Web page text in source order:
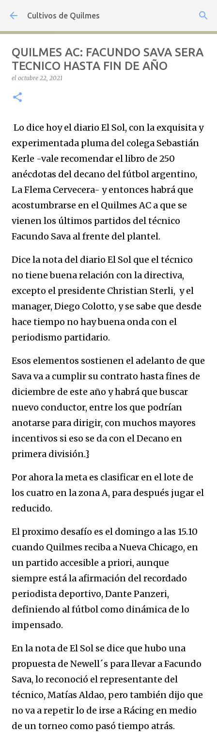
Ir al contenido principal
Cultivos de Quilmes
QUILMES AC: FACUNDO SAVA SERA
TECNICO HASTA FIN DE AÑO
el octubre 22, 2021
Lo dice hoy el diario El Sol, con la exquisita y
experimentada pluma del colega Sebastián
Kerle -vale recomendar el libro de 250
anécdotas del decano del fútbol argentino,
La Flema Cervecera- y entonces habrá que
acostumbrarse en el Quilmes AC a que se
vienen los últimos partidos del técnico
Facundo Sava al frente del plantel.
Dice la nota del diario El Sol que el técnico
no tiene buena relación con la directiva,
excepto el presidente Christian Sterli, y el
manager, Diego Colotto, y se sabe que desde
hace tiempo no hay buena onda con el
periodismo partidario.
Esos elementos sostienen el adelanto de que
Sava va a cumplir su contrato hasta fines de
diciembre de este año y habrá que buscar
nuevo conductor, entre los que podrían
anotarse para dirigir, con muchos mayores
incentivos si eso se da con el Decano en
primera división.}
Por ahora la meta es clasificar en el lote de
los cuatro en la zona A, para después jugar el
reducido.
El proximo desafío es el domingo a las 15.10
cuando Quilmes reciba a Nueva Chicago, en
un partido accesible a priori, aunque
siempre está la afirmación del recordado
periodista deportivo, Dante Panzeri,
definiendo al fútbol como dinámica de lo
impensado.
En la nota de El Sol se dice que hubo una
propuesta de Newell´s para llevar a Facundo
Sava, lo reconoció el representante del
técnico, Matías Aldao, pero también dijo que
no va a repetir lo de irse a Rácing en medio
de un torneo como pasó tiempo atrás.